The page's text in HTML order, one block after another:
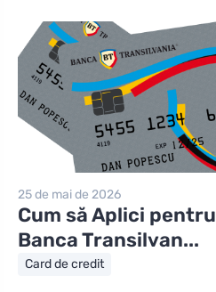
25 de mai de 2026
Cum să Aplici
Banca Transilvan...
Card de credit